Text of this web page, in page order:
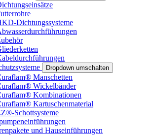
Dichtungssysteme
Dropdown umschalten
Manschetten
Wickelbänder
Kombinationen
Kartuschenmaterial
Schottsysteme
und Hauseinführungen